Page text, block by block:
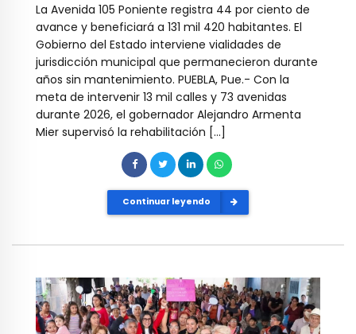
La Avenida 105 Poniente registra 44 por ciento de
avance y beneficiará a 131 mil 420 habitantes. El
Gobierno del Estado interviene vialidades de
jurisdicción municipal que permanecieron durante
años sin mantenimiento. PUEBLA, Pue.- Con la
meta de intervenir 13 mil calles y 73 avenidas
durante 2026, el gobernador Alejandro Armenta
Mier supervisó la rehabilitación […]
Continuar leyendo